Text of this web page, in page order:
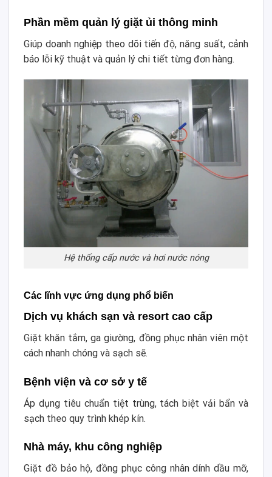
Phần mềm quản lý giặt ủi thông minh
Giúp doanh nghiệp theo dõi tiến độ, năng suất, cảnh
báo lỗi kỹ thuật và quản lý chi tiết từng đơn hàng.
Hệ thống cấp nước và hơi nước nóng
Các lĩnh vực ứng dụng phổ biến
Dịch vụ khách sạn và resort cao cấp
Giặt khăn tắm, ga giường, đồng phục nhân viên một
cách nhanh chóng và sạch sẽ.
Bệnh viện và cơ sở y tế
Áp dụng tiêu chuẩn tiệt trùng, tách biệt vải bẩn và
sạch theo quy trình khép kín.
Nhà máy, khu công nghiệp
Giặt đồ bảo hộ, đồng phục công nhân dính dầu mỡ,